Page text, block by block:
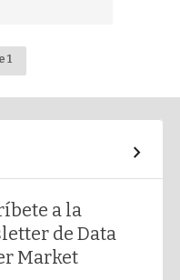
1
a la
de Data
Market